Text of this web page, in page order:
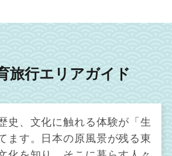
旅行エリアガイド
史、文化に触れる体験が「生
ます。日本の原風景が残る東